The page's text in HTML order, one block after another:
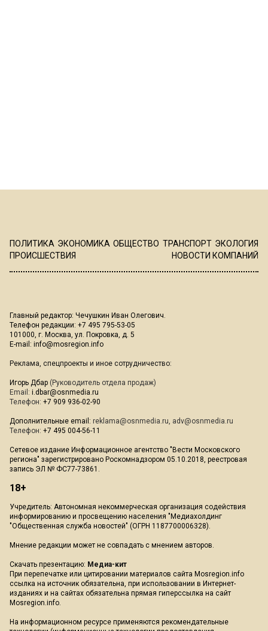
ПОЛИТИКА ЭКОНОМИКА ОБЩЕСТВО ТРАНСПОРТ ЭКОЛОГИЯ
ПРОИСШЕСТВИЯ
НОВОСТИ КОМПАНИЙ
Главный редактор: Чечушкин Иван Олегович.
Телефон редакции: +7 495 795-53-05
101000, г. Москва, ул. Покровка, д. 5
E-mail: info@mosregion.info
Реклама, спецпроекты и иное сотрудничество:
Игорь Дбар (Руководитель отдела продаж)
Email: i.dbar@osnmedia.ru
Телефон: +7 909 936-02-90
Дополнительные email: reklama@osnmedia.ru, adv@osnmedia.ru
Телефон: +7 495 004-56-11
Сетевое издание Информационное агентство "Вести Московского
региона" зарегистрировано Роскомнадзором 05.10.2018, реестровая
запись ЭЛ № ФС77-73861.
18+
Учредитель: Автономная некоммерческая организация содействия
информированию и просвещению населения "Медиахолдинг
"Общественная служба новостей" (ОГРН 1187700006328).
Мнение редакции может не совпадать с мнением авторов.
Скачать презентацию: Медиа-кит
При перепечатке или цитировании материалов сайта Mosregion.info
ссылка на источник обязательна, при использовании в Интернет-
изданиях и на сайтах обязательна прямая гиперссылка на сайт
Mosregion.info.
На информационном ресурсе применяются рекомендательные